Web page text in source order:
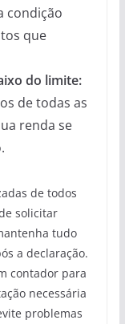
condição
que
do limite:
de todas as
renda se
de todos
solicitar
tudo
a declaração.
contador para
necessária
problemas